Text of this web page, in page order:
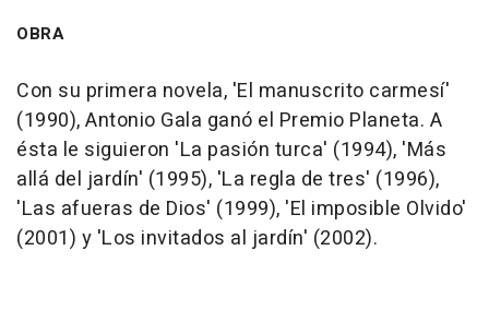
OBRA
Con su primera novela, 'El manuscrito carmesí'
(1990), Antonio Gala ganó el Premio Planeta. A
ésta le siguieron 'La pasión turca' (1994), 'Más
allá del jardín' (1995), 'La regla de tres' (1996),
'Las afueras de Dios' (1999), 'El imposible Olvido'
(2001) y 'Los invitados al jardín' (2002).